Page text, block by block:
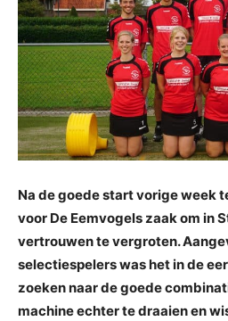
Na de goede start vorige week
voor De Eemvogels zaak om in
vertrouwen te vergroten.
selectiespelers was het in de
zoeken naar de goede
machine echter te draaien en